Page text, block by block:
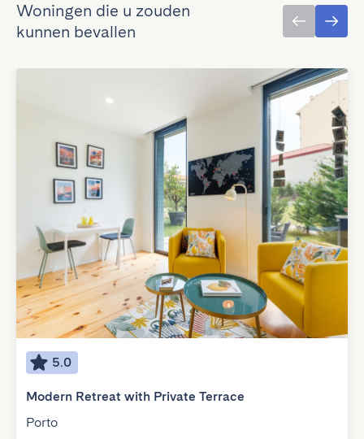
Woningen die u zouden
kunnen bevallen
5.0
Modern Retreat with Private Terrace
Porto